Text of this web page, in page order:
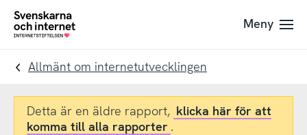
Till
navigation
Till
innehåll
To
Meny
Allmänt om internetutvecklingen
Detta är en äldre rapport, klicka här för att
komma till alla rapporter .